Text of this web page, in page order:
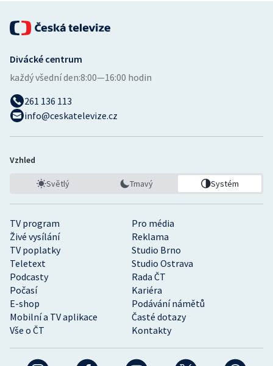
TV program
Pro média
Živé vysílání
Reklama
TV poplatky
Studio Brno
Teletext
Studio Ostrava
Podcasty
Rada ČT
Počasí
Kariéra
E-shop
Podávání námětů
Mobilní a TV aplikace
Časté dotazy
Vše o ČT
Kontakty
Divácké centrum
každý všední den:8:00—16:00 hodin
261 136 113
info@ceskatelevize.cz
Vzhled
Světlý Tmavý Systém